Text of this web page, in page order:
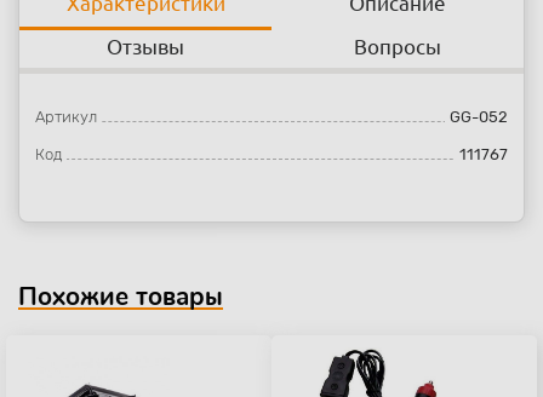
Отзывы
Вопросы
Артикул GG-052
Код 111767
Похожие товары